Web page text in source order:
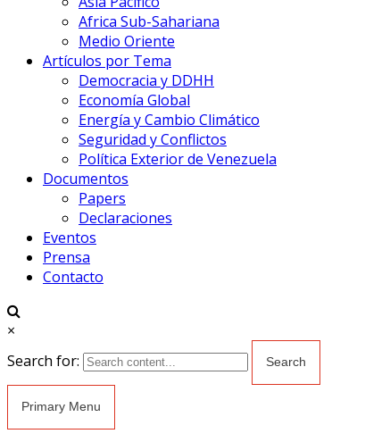
Africa Sub-Sahariana
Medio Oriente
Artículos por Tema
Democracia y DDHH
Economía Global
Energía y Cambio Climático
Seguridad y Conflictos
Política Exterior de Venezuela
Documentos
Papers
Declaraciones
Eventos
Prensa
Contacto
×
Search for:
Primary Menu